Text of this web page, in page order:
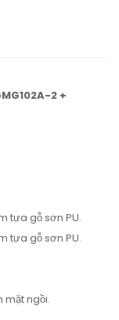
2 +
tựa gỗ sơn PU.
tựa gỗ sơn PU.
mặt ngồi.